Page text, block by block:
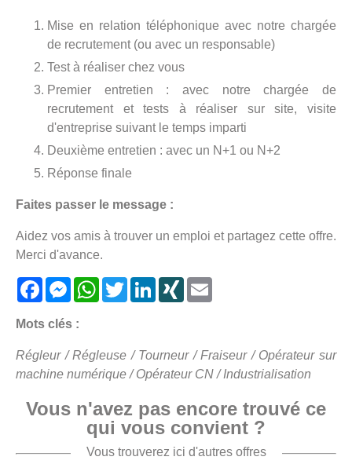
Mise en relation téléphonique avec notre chargée
de recrutement (ou avec un responsable)
Test à réaliser chez vous
Premier entretien : avec notre chargée de
recrutement et tests à réaliser sur site, visite
d'entreprise suivant le temps imparti
Deuxième entretien : avec un N+1 ou N+2
Réponse finale
Faites passer le message :
Aidez vos amis à trouver un emploi et partagez cette offre.
Merci d'avance.
FacebookMessenger
WhatsApp
TwitterLinkedIn
XING
Mots clés :
Régleur / Régleuse / Tourneur / Fraiseur / Opérateur sur
machine numérique / Opérateur CN / Industrialisation
Vous n'avez pas encore trouvé ce
qui vous convient ?
Vous trouverez ici d'autres offres